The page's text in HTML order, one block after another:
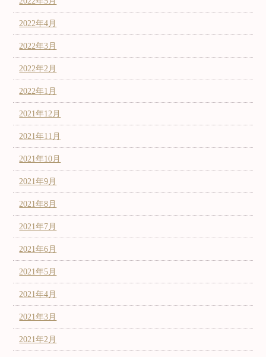
2022年4月
2022年3月
2022年2月
2022年1月
2021年12月
2021年11月
2021年10月
2021年9月
2021年8月
2021年7月
2021年6月
2021年5月
2021年4月
2021年3月
2021年2月